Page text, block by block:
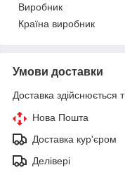
Виробник
Країна виробник
Умови доставки
Доставка здійснюється
Нова Пошта
Доставка кур'єром
Делівері